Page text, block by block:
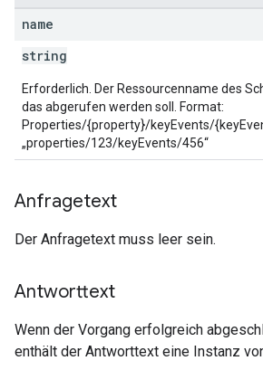
name
string
Erforderlich. Der Ressourcenname des
das abgerufen werden soll. Format:
Properties/{property}/keyEvents/
„properties/123/keyEvents/456“
Anfragetext
Der Anfragetext muss leer sein.
Antworttext
Wenn der Vorgang erfolgreich
enthält der Antworttext eine Instanz